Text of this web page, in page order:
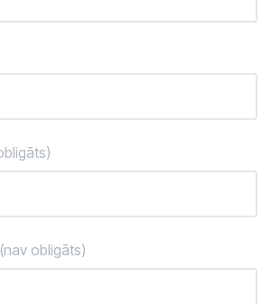
(nav obligāts)